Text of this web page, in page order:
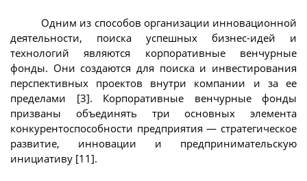
Одним из способов организации инновационной
деятельности, поиска успешных бизнес-идей и
технологий являются корпоративные венчурные
фонды. Они создаются для поиска и инвестирования
перспективных проектов внутри компании и за ее
пределами [3]. Корпоративные венчурные фонды
призваны объединять три основных элемента
конкурентоспособности предприятия — стратегическое
развитие, инновации и предпринимательскую
инициативу [11].